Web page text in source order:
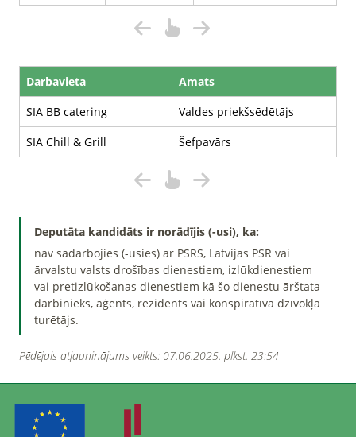
Darbavieta
Amats
SIA BB catering
Valdes priekšsēdētājs
SIA Chill & Grill
Šefpavārs
Deputāta kandidāts ir norādījis (-usi), ka:
nav sadarbojies (-usies) ar PSRS, Latvijas PSR vai
ārvalstu valsts drošības dienestiem, izlūkdienestiem
vai pretizlūkošanas dienestiem kā šo dienestu ārštata
darbinieks, aģents, rezidents vai konspiratīvā dzīvokļa
turētājs.
Pēdējais atjauninājums veikts: 07.06.2025. plkst. 23:54